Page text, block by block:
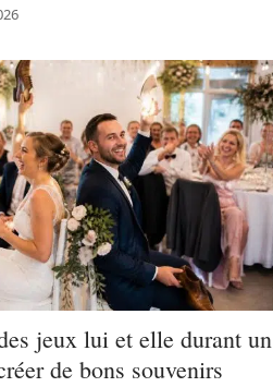
jeux lui et elle durant un
de bons souvenirs